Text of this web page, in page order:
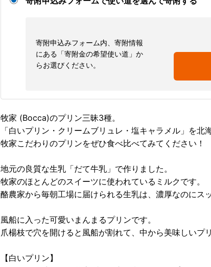
寄附申込みフォーム内、寄附情報
にある「寄附金の希望使い道」か
らお選びください。
牧家 (Bocca)のプリン三昧3種。
「白いプリン・クリームブリュレ・塩キャラメル」を北
牧家こだわりのプリンをぜひ食べ比べてみてください！
地元の良質な生乳「だて牛乳」で作りました。
牧家のほとんどのスイーツに使われているミルクです。
酪農家から毎朝工場に届けられる生乳は、濃厚なのにス
風船に入った可愛いまんまるプリンです。
爪楊枝で穴を開けると風船が割れて、中から美味しいプ
【白いプリン】